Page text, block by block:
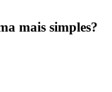
mais simples?